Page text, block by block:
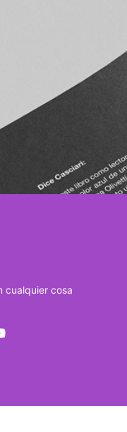
cualquier cosa